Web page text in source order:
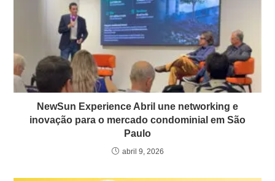
NewSun Experience Abril une networking e
inovação para o mercado condominial em São
Paulo
abril 9, 2026